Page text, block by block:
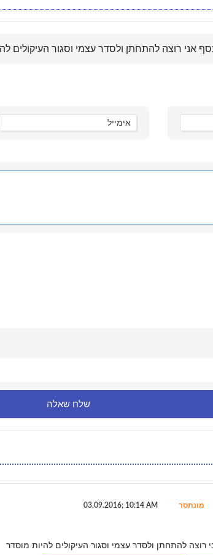
אני רוצה להתחתן ולסדר עצמי וסגור העיקולים
03.09.2016; 10:14 AM מונתסר
רוצה להתחתן ולסדר עצמי וסגור העיקולים להיות מוסדר